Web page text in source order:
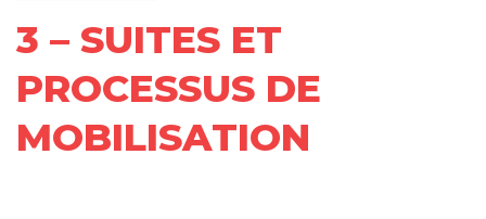
3 – SUITES ET
PROCESSUS DE
MOBILISATION